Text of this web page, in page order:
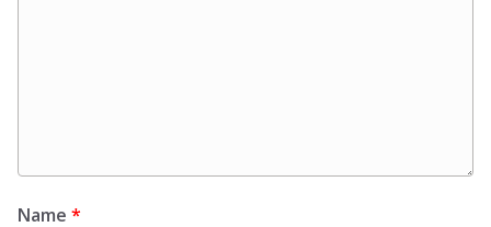
Name *